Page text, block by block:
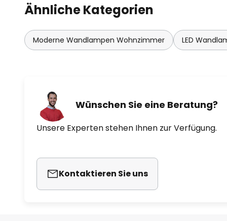
Ähnliche Kategorien
Moderne Wandlampen Wohnzimmer LED
Wünschen Sie eine Beratung?
Unsere Experten stehen Ihnen zur Verfügung.
Kontaktieren Sie uns